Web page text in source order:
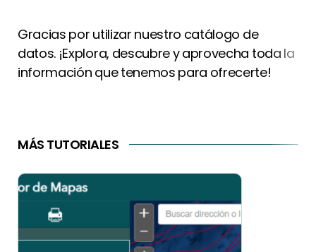
Gracias por utilizar nuestro catálogo de
datos. ¡Explora, descubre y aprovecha toda la
información que tenemos para ofrecerte!
MÁS TUTORIALES